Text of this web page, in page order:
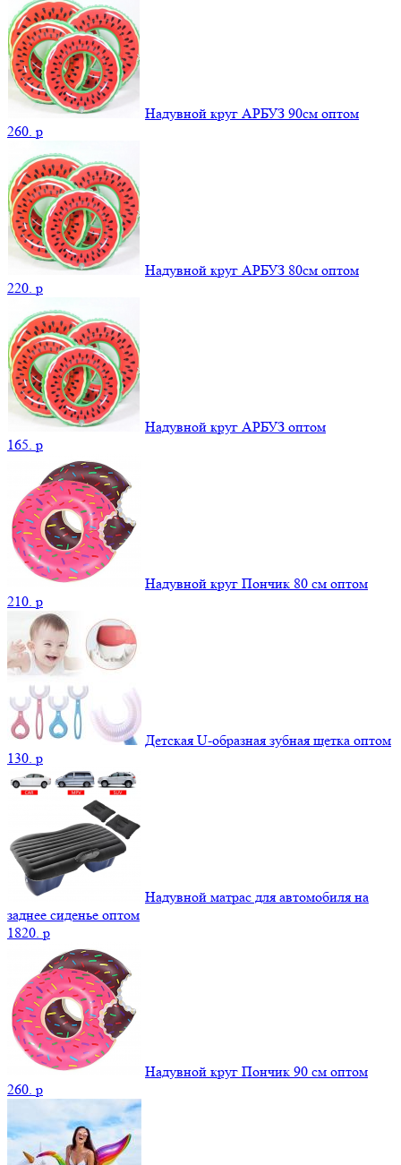
Надувной круг АРБУЗ 90см оптом
260. p
Надувной круг АРБУЗ 80см оптом
220. p
Надувной круг АРБУЗ оптом
165. p
Надувной круг Пончик 80 см оптом
210. p
Детская U-образная зубная щетка оптом
130. p
Надувной матрас для автомобиля на
заднее сиденье оптом
1820. p
Надувной круг Пончик 90 см оптом
260. p